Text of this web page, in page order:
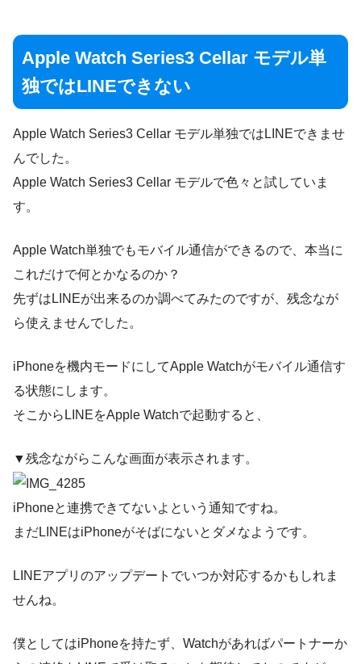
Apple Watch Series3 Cellar モデル単
独ではLINEできない
Apple Watch Series3 Cellar モデル単独ではLINEできませ
んでした。
Apple Watch Series3 Cellar モデルで色々と試していま
す。
Apple Watch単独でもモバイル通信ができるので、本当に
これだけで何とかなるのか？
先ずはLINEが出来るのか調べてみたのですが、残念なが
ら使えませんでした。
iPhoneを機内モードにしてApple Watchがモバイル通信す
る状態にします。
そこからLINEをApple Watchで起動すると、
▼残念ながらこんな画面が表示されます。
iPhoneと連携できてないよという通知ですね。
まだLINEはiPhoneがそばにないとダメなようです。
LINEアプリのアップデートでいつか対応するかもしれま
せんね。
僕としてはiPhoneを持たず、Watchがあればパートナーか